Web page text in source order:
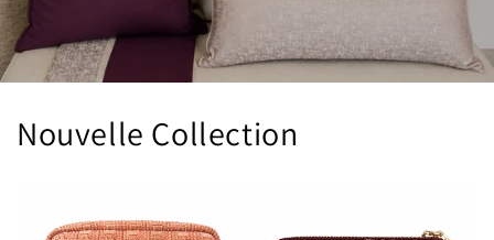
Nouvelle Collection